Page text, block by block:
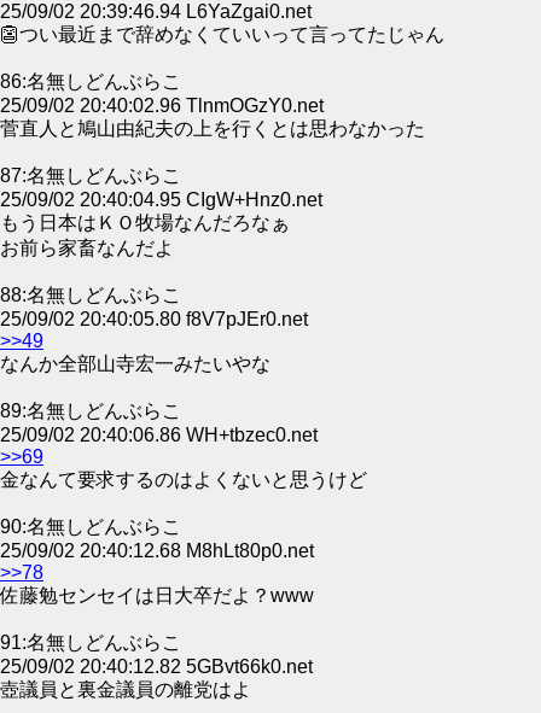
25/09/02 20:39:46.94 L6YaZgai0.net
👺つい最近まで辞めなくていいって言ってたじゃん
86:名無しどんぶらこ
25/09/02 20:40:02.96 TlnmOGzY0.net
菅直人と鳩山由紀夫の上を行くとは思わなかった
87:名無しどんぶらこ
25/09/02 20:40:04.95 CIgW+Hnz0.net
もう日本はＫＯ牧場なんだろなぁ
お前ら家畜なんだよ
88:名無しどんぶらこ
25/09/02 20:40:05.80 f8V7pJEr0.net
>>49
なんか全部山寺宏一みたいやな
89:名無しどんぶらこ
25/09/02 20:40:06.86 WH+tbzec0.net
>>69
金なんて要求するのはよくないと思うけど
90:名無しどんぶらこ
25/09/02 20:40:12.68 M8hLt80p0.net
>>78
佐藤勉センセイは日大卒だよ？www
91:名無しどんぶらこ
25/09/02 20:40:12.82 5GBvt66k0.net
壺議員と裏金議員の離党はよ